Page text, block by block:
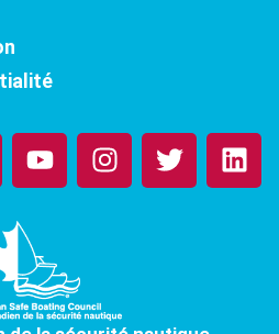
Y
o
u
b
e
S
u
t
S
u
L
i